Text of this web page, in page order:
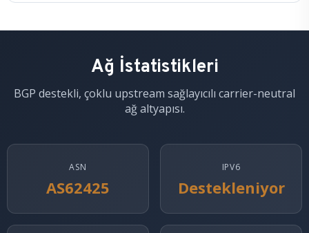
Ağ İstatistikleri
BGP destekli, çoklu upstream sağlayıcılı carrier-neutral
ağ altyapısı.
ASN
AS62425
IPV6
Destekleniyor